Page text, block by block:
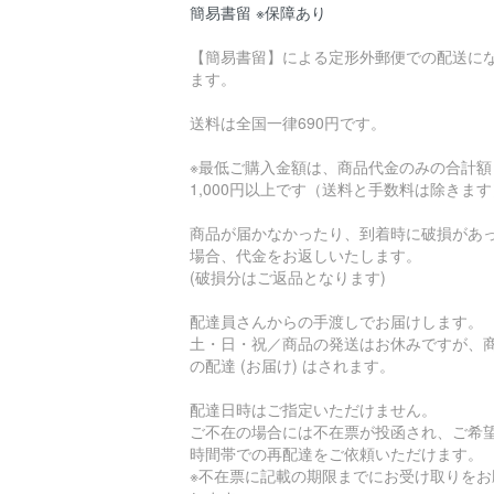
簡易書留 ※保障あり
【簡易書留】による定形外郵便での配送に
ます。
送料は全国一律690円です。
※最低ご購入金額は、商品代金のみの合計額
1,000円以上です（送料と手数料は除きます
商品が届かなかったり、到着時に破損があ
場合、代金をお返しいたします。
(破損分はご返品となります)
配達員さんからの手渡しでお届けします。
土・日・祝／商品の発送はお休みですが、
の配達 (お届け) はされます。
配達日時はご指定いただけません。
ご不在の場合には不在票が投函され、ご希
時間帯での再配達をご依頼いただけます。
※不在票に記載の期限までにお受け取りを